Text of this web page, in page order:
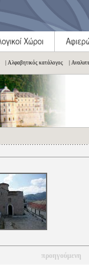
| Αλφαβητικός κατάλογος |
προηγούμενη